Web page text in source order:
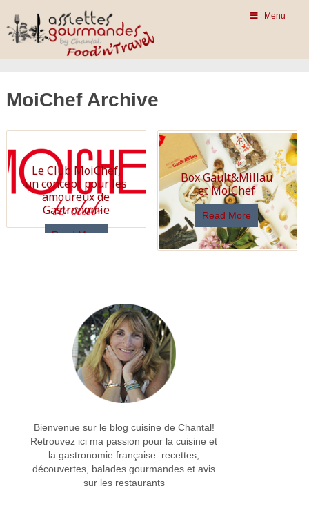
Menu
MoiChef Archive
Le Club MoiChef,
un concept pour les
amoureux de
Gastronomie
Read More
Box Gault&Millau
et MoiChef
Read More
Bienvenue sur le blog cuisine de Chantal!
Retrouvez ici ma passion pour la cuisine et
la gastronomie française: recettes,
découvertes, balades gourmandes et avis
sur les restaurants